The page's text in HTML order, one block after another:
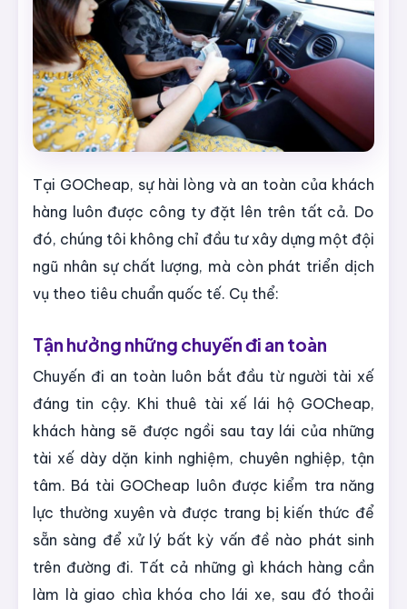
Tại GOCheap, sự hài lòng và an toàn của khách
hàng luôn được công ty đặt lên trên tất cả. Do
đó, chúng tôi không chỉ đầu tư xây dựng một đội
ngũ nhân sự chất lượng, mà còn phát triển dịch
vụ theo tiêu chuẩn quốc tế. Cụ thể:
Tận hưởng những chuyến đi an toàn
Chuyến đi an toàn luôn bắt đầu từ người tài xế
đáng tin cậy. Khi thuê tài xế lái hộ GOCheap,
khách hàng sẽ được ngồi sau tay lái của những
tài xế dày dặn kinh nghiệm, chuyên nghiệp, tận
tâm. Bá tài GOCheap luôn được kiểm tra năng
lực thường xuyên và được trang bị kiến thức để
sẵn sàng để xử lý bất kỳ vấn đề nào phát sinh
trên đường đi. Tất cả những gì khách hàng cần
làm là giao chìa khóa cho lái xe, sau đó thoải